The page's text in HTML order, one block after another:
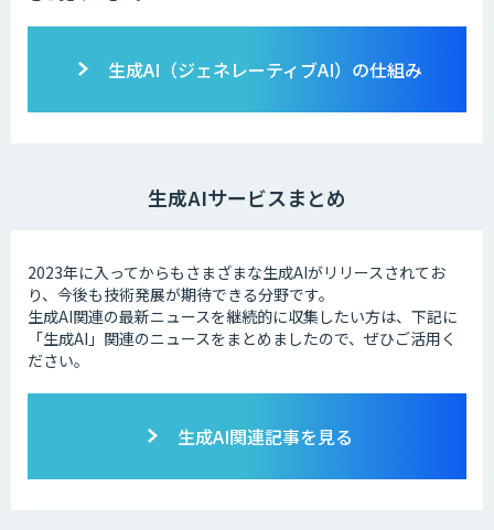
生成AI（ジェネレーティブAI）の仕組み
生成AIサービスまとめ
2023年に入ってからもさまざまな生成AIがリリースされてお
り、今後も技術発展が期待できる分野です。
生成AI関連の最新ニュースを継続的に収集したい方は、下記に
「生成AI」関連のニュースをまとめましたので、ぜひご活用く
ださい。
生成AI関連記事を見る